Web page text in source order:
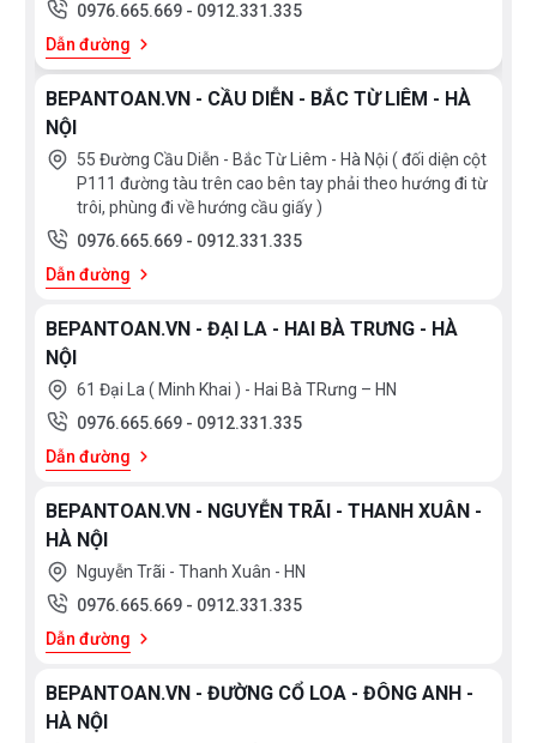
0976.665.669 - 0912.331.335
Dẫn đường
BEPANTOAN.VN - CẦU DIỄN - BẮC TỪ LIÊM - HÀ
NỘI
55 Đường Cầu Diễn - Bắc Từ Liêm - Hà Nội ( đối diện cột
P111 đường tàu trên cao bên tay phải theo hướng đi từ
trôi, phùng đi về hướng cầu giấy )
0976.665.669 - 0912.331.335
Dẫn đường
BEPANTOAN.VN - ĐẠI LA - HAI BÀ TRƯNG - HÀ
NỘI
61 Đại La ( Minh Khai ) - Hai Bà TRưng – HN
0976.665.669 - 0912.331.335
Dẫn đường
BEPANTOAN.VN - NGUYỄN TRÃI - THANH XUÂN -
HÀ NỘI
Nguyễn Trãi - Thanh Xuân - HN
0976.665.669 - 0912.331.335
Dẫn đường
BEPANTOAN.VN - ĐƯỜNG CỔ LOA - ĐÔNG ANH -
HÀ NỘI